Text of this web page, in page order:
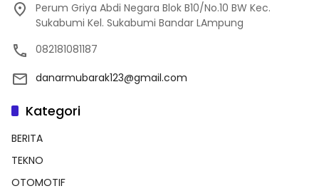
Perum Griya Abdi Negara Blok B10/No.10 BW Kec.
Sukabumi Kel. Sukabumi Bandar LAmpung
082181081187
danarmubarak123@gmail.com
Kategori
BERITA
TEKNO
OTOMOTIF